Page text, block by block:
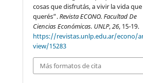
cosas que disfrutás, a vivir la vida que
querés”.Revista ECONO. Facultad De
Ciencias Económicas. UNLP,26, 15-19.
https://revistas.unlp.edu.ar/econo/
view/15283
Más formatos de cita